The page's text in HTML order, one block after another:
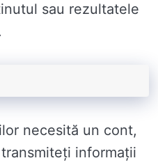
sau rezultatele
necesită un cont,
informații